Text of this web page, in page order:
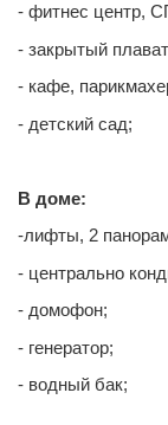
- фитнес центр,
- закрытый
- кафе,
- детский сад;
В доме:
-лифты, 2
- центрально
- домофон;
- генератор;
- водный бак;